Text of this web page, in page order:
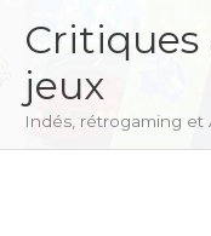
contenu
Critiques
jeux
Indés, rétrogaming et